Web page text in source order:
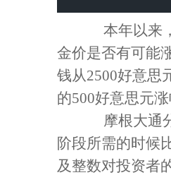
本年以来，
金价是否有可能
钱从2500好意思
的500好意思元
摩根大通分
阶段所需的时候
及整数对投资者